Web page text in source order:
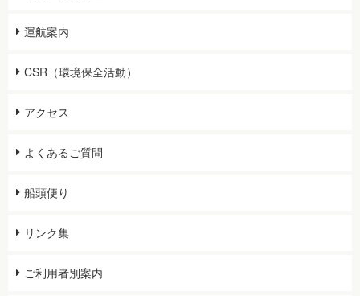
運航案内
CSR（環境保全活動）
アクセス
よくあるご質問
船頭便り
リンク集
ご利用者別案内